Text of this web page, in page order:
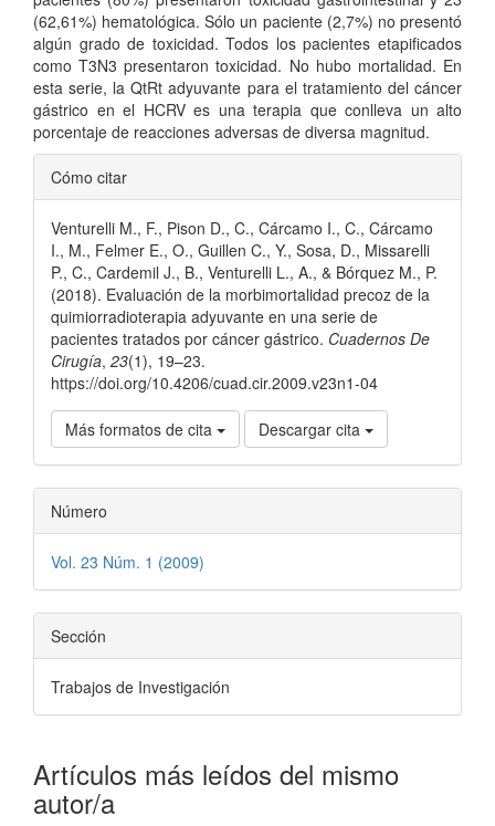
(62,61%) hematológica. Sólo un paciente (2,7%) no presentó
algún grado de toxicidad. Todos los pacientes etapificados
como T3N3 presentaron toxicidad. No hubo mortalidad. En
esta serie, la QtRt adyuvante para el tratamiento del cáncer
gástrico en el HCRV es una terapia que conlleva un alto
porcentaje de reacciones adversas de diversa magnitud.
Detalles
del
artículo
Cómo citar
Venturelli M., F., Pison D., C., Cárcamo I., C., Cárcamo
I., M., Felmer E., O., Guillen C., Y., Sosa, D., Missarelli
P., C., Cardemil J., B., Venturelli L., A., & Bórquez M., P.
(2018). Evaluación de la morbimortalidad precoz de la
quimiorradioterapia adyuvante en una serie de
pacientes tratados por cáncer gástrico. Cuadernos De
Cirugía, 23(1), 19–23.
https://doi.org/10.4206/cuad.cir.2009.v23n1-04
Más formatos de cita Descargar cita
Número
Vol. 23 Núm. 1 (2009)
Sección
Trabajos de Investigación
Artículos más leídos del mismo
autor/a